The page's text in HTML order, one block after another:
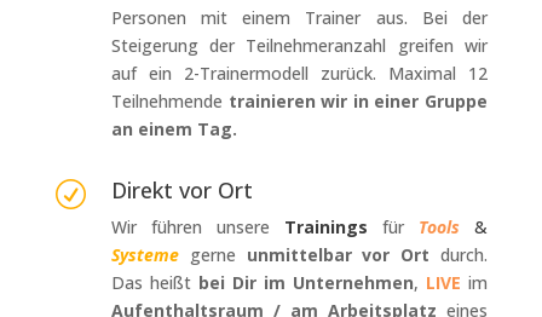
Personen mit einem Trainer aus. Bei der
Steigerung der Teilnehmeranzahl greifen wir
auf ein 2-Trainermodell zurück. Maximal 12
Teilnehmende trainieren wir in einer Gruppe
an einem Tag.
R Direkt vor Ort
Wir führen unsere Trainings für Tools &
Systemegerne unmittelbar vor Ort durch.
Das heißt bei Dir im Unternehmen, LIVE im
Aufenthaltsraum / am Arbeitsplatz eines